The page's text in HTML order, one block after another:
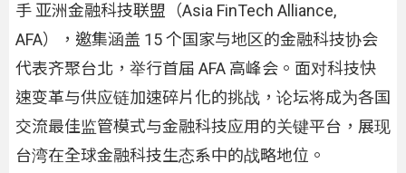
手 亚洲金融科技联盟（Asia FinTech Alliance,
AFA），邀集涵盖 15 个国家与地区的金融科技协会
代表齐聚台北，举行首届 AFA 高峰会。面对科技快
速变革与供应链加速碎片化的挑战，论坛将成为各国
交流最佳监管模式与金融科技应用的关键平台，展现
台湾在全球金融科技生态系中的战略地位。